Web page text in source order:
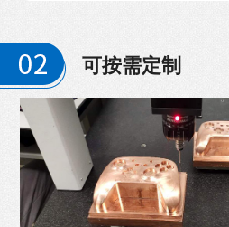
可按需定制